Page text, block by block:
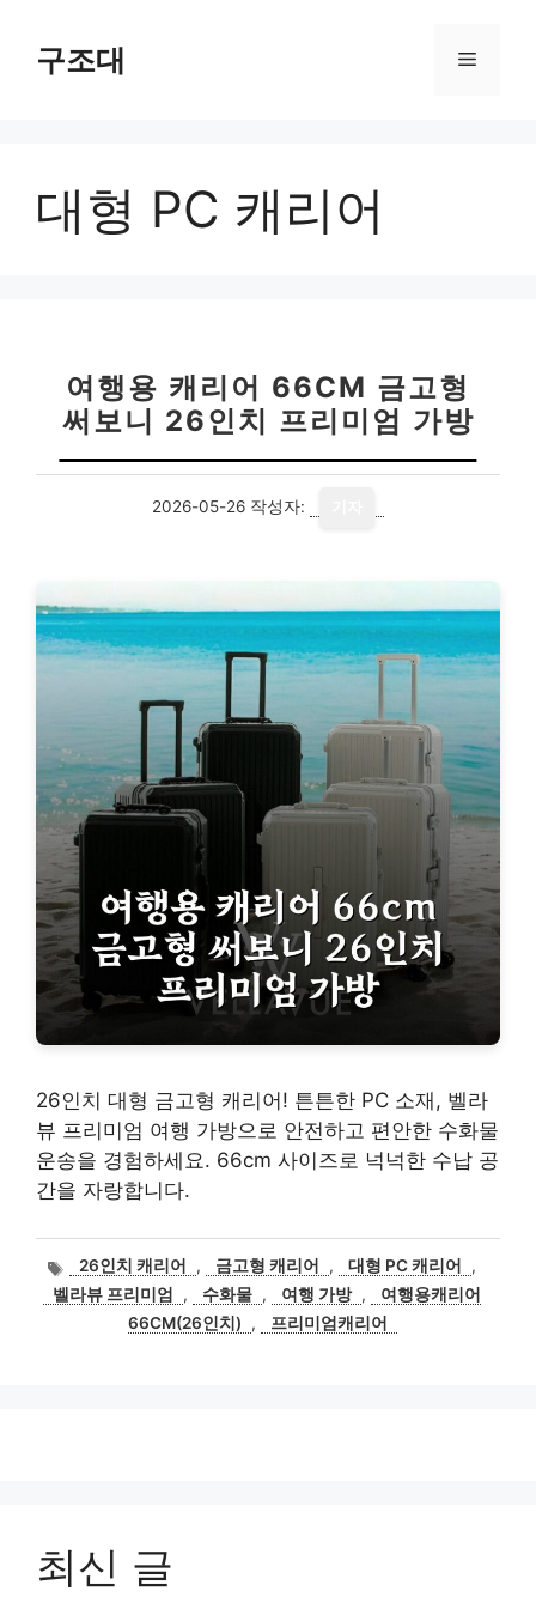
구조대 메
대형 PC 캐리어
여행용 캐리어 66CM 금고형
써보니 26인치 프리미엄 가방
2026-05-26 작성자:
26인치 대형 금고형 캐리어! 튼튼한 PC 소재, 벨라
뷰 프리미엄 여행 가방으로 안전하고 편안한 수화물
운송을 경험하세요. 66cm 사이즈로 넉넉한 수납 공
간을 자랑합니다.
태
그
26인치 캐리어 , 금고형 캐리어 , 대형 PC 캐리어
,
벨라뷰 프리미엄
, 수화물 , 여행 가방 ,
여행용캐리어
66CM(26인치)
, 프리미엄캐리어
최신 글